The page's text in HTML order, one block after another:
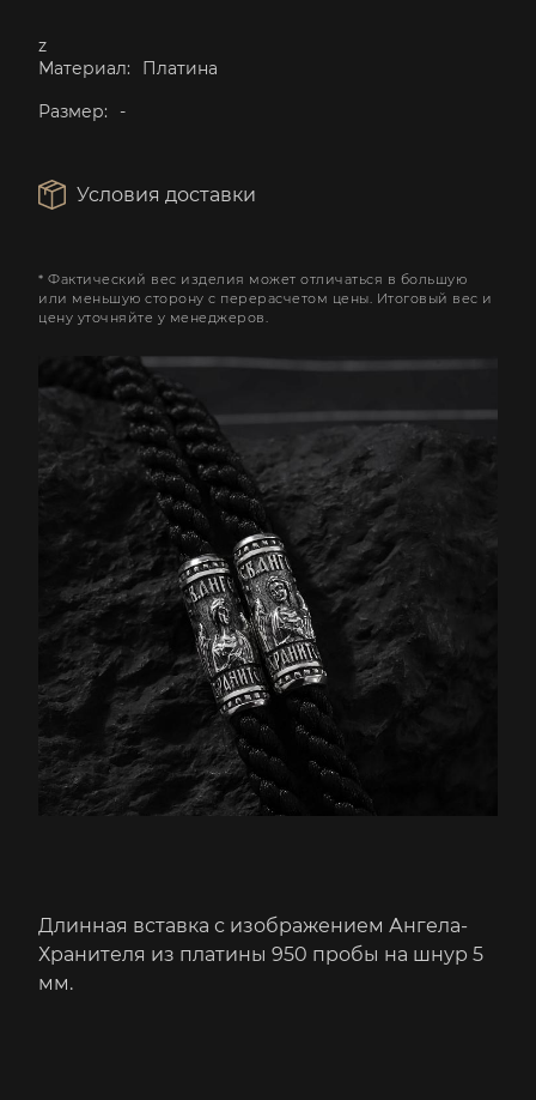
z
Материал:
Платина
Размер:
-
Условия доставки
* Фактический вес изделия может отличаться в большую
или меньшую сторону с перерасчетом цены. Итоговый вес и
цену уточняйте у менеджеров.
Длинная вставка с изображением Ангела-
Хранителя из платины 950 пробы на шнур 5
мм.